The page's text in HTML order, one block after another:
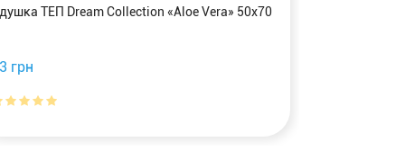
ТЕП Dream Collection «Aloe Vera» 50x70
грн